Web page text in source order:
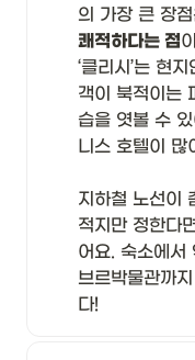
의 가장 큰 장
쾌적하다는 점
‘클리시’는 현
객이 북적이는
습을 엿볼 수
니스 호텔이 많
지하철 노선이
적지만 정한다
어요. 숙소에서
브르박물관까
다!